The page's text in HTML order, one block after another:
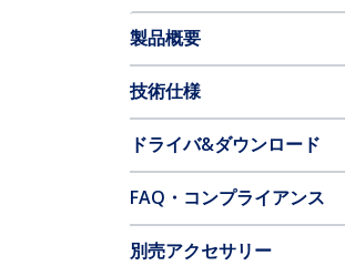
製品概要
技術仕様
ドライバ&ダウンロード
FAQ・コンプライアンス
別売アクセサリー